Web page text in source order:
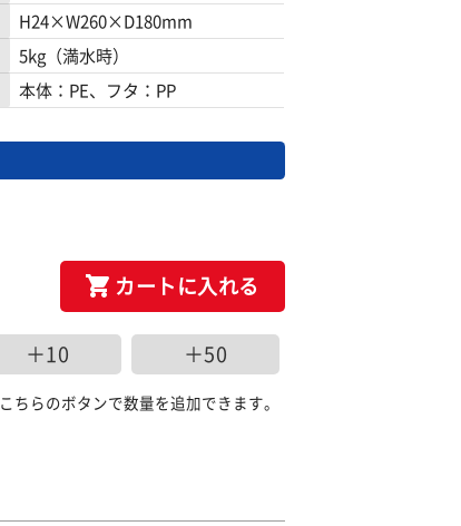
H24×W260×D180mm
5kg（満水時）
本体：PE、フタ：PP
カートに入れる
＋10 ＋50
こちらのボタンで数量を追加できます。